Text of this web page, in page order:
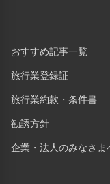
おすすめ記事一覧
旅行業登録証
旅行業約款・条件書
勧誘方針
企業・法人のみなさま